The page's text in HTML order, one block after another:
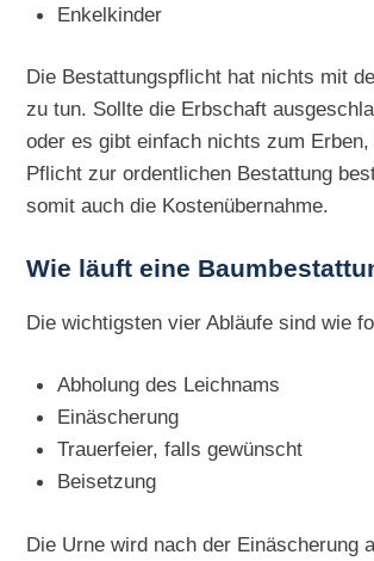
Enkelkinder
Die Bestattungspflicht hat nichts mit
zu tun. Sollte die Erbschaft
oder es gibt einfach nichts zum
Pflicht zur ordentlichen Bestattung
somit auch die Kostenübernahme.
Wie läuft eine
Die wichtigsten vier Abläufe sind wie
Abholung des Leichnams
Einäscherung
Trauerfeier, falls gewünscht
Beisetzung
Die Urne wird nach der Einäscherung